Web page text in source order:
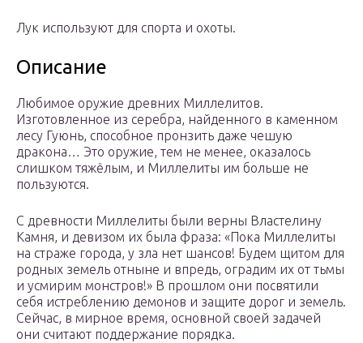
Лук используют для спорта и охоты.
Описание
Любимое оружие древних Миллелитов.
Изготовленное из серебра, найденного в каменном
лесу Гуюнь, способное пронзить даже чешую
дракона… Это оружие, тем не менее, оказалось
слишком тяжёлым, и Миллелиты им больше не
пользуются.
С древности Миллелиты были верны Властелину
Камня, и девизом их была фраза: «Пока Миллелиты
на страже города, у зла нет шансов! Будем щитом для
родных земель отныне и впредь, оградим их от тьмы
и усмирим монстров!» В прошлом они посвятили
себя истреблению демонов и защите дорог и земель.
Сейчас, в мирное время, основной своей задачей
они считают поддержание порядка.